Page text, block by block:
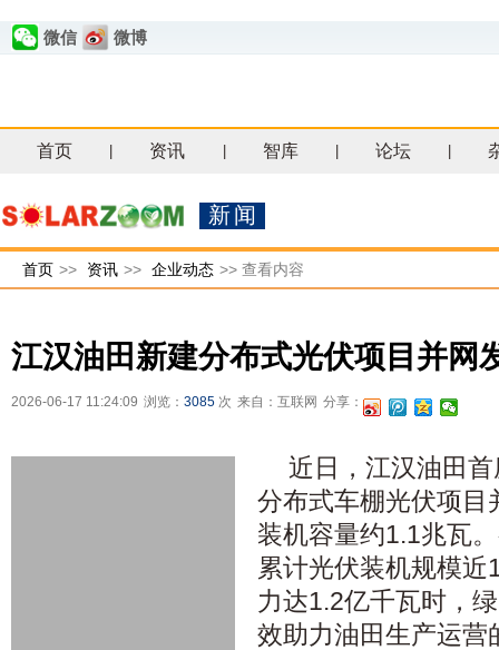
微信 微博
首页 资讯 智库 论坛
新闻
首页 >> 资讯 >> 企业动态 >> 查看内容
江汉油田新建分布式光伏项目并网
2026-06-17 11:24:09 浏览： 3085 次 来自：互联网 分享：
近日，江汉油田
分布式车棚光伏项目
装机容量约1.1兆瓦
累计光伏装机规模
力达1.2亿千瓦时，
效助力油田生产运营